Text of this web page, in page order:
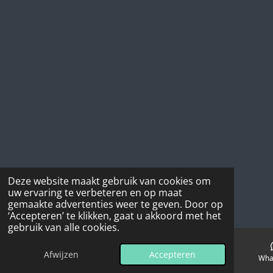
Deze website maakt gebruik van cookies om
uw ervaring te verbeteren en op maat
gemaakte advertenties weer te geven. Door op
‘Accepteren’ te klikken, gaat u akkoord met het
gebruik van alle cookies.
Afwijzen Accepteren
E-mailadres Telefoonnummer